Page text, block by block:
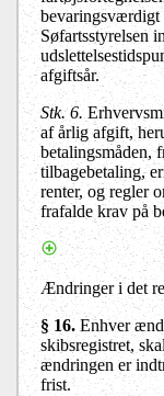
bevaringsværdigt
Søfartsstyrelsen
afgiftsår.
Stk. 6.
af årlig afgift,
betalingsmåden,
tilbagebetaling,
renter, og regler
frafalde krav på
Ændringer i det
§ 16. Enhver
skibsregistret,
ændringen er
frist.